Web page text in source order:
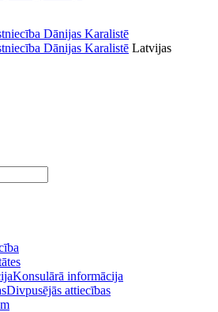
Latvijas
Konsulārā informācija
Divpusējās attiecības